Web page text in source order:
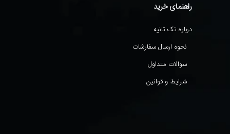
راهنمای خرید
درباره تک ثانیه
نحوه ارسال سفارشات
سوالات متداول
شرایط و قوانین